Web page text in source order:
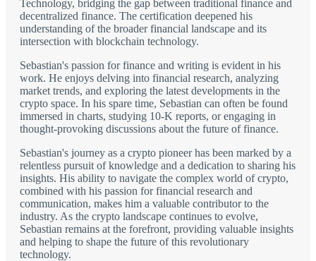
Technology, bridging the gap between traditional finance and
decentralized finance. The certification deepened his
understanding of the broader financial landscape and its
intersection with blockchain technology.
Sebastian's passion for finance and writing is evident in his
work. He enjoys delving into financial research, analyzing
market trends, and exploring the latest developments in the
crypto space. In his spare time, Sebastian can often be found
immersed in charts, studying 10-K reports, or engaging in
thought-provoking discussions about the future of finance.
Sebastian's journey as a crypto pioneer has been marked by a
relentless pursuit of knowledge and a dedication to sharing his
insights. His ability to navigate the complex world of crypto,
combined with his passion for financial research and
communication, makes him a valuable contributor to the
industry. As the crypto landscape continues to evolve,
Sebastian remains at the forefront, providing valuable insights
and helping to shape the future of this revolutionary
technology.